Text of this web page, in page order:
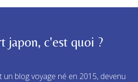
japon, c'est quoi ?
un blog voyage né en 2015, devenu